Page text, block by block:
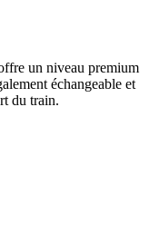
un niveau premium
échangeable et
du train.